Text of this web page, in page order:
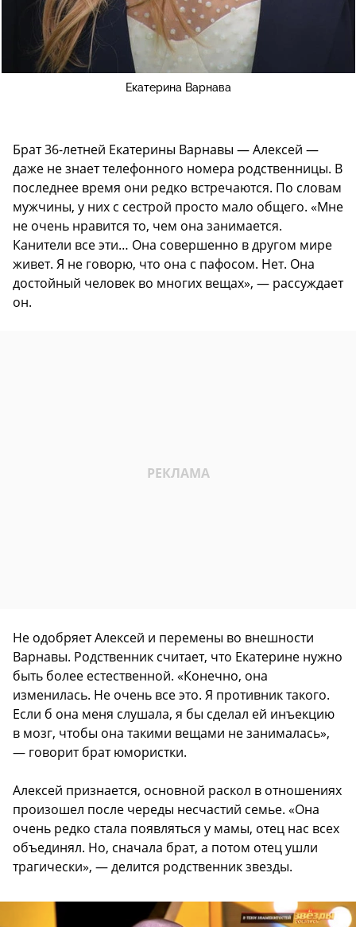
Екатерина Варнава
Брат 36-летней Екатерины Варнавы — Алексей —
даже не знает телефонного номера родственницы. В
последнее время они редко встречаются. По словам
мужчины, у них c сестрой просто мало общего. «Мне
не очень нравится то, чем она занимается.
Канители все эти… Она совершенно в другом мире
живет. Я не говорю, что она с пафосом. Нет. Она
достойный человек во многих вещах», — рассуждает
он.
Не одобряет Алексей и перемены во внешности
Варнавы. Родственник считает, что Екатерине нужно
быть более естественной. «Конечно, она
изменилась. Не очень все это. Я противник такого.
Если б она меня слушала, я бы сделал ей инъекцию
в мозг, чтобы она такими вещами не занималась»,
— говорит брат юмористки.
Алексей признается, основной раскол в отношениях
произошел после череды несчастий семье. «Она
очень редко стала появляться у мамы, отец нас всех
объединял. Но, сначала брат, а потом отец ушли
трагически», — делится родственник звезды.